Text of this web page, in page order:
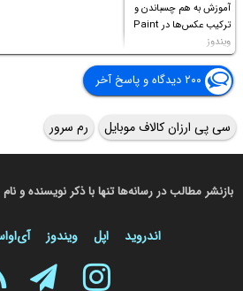
آموزش به هم چسباندن و
ترکیب عکس‌ها در Paint
ویندوز
۲۰۰ دیدگاه و پاسخ آخر
سی پی ارزان کالاف موبایل رم سرور
بازنشر مطالب در رسانه‌ها تنها با ذکر نویسنده و نام
اندروید اپل ویندوز